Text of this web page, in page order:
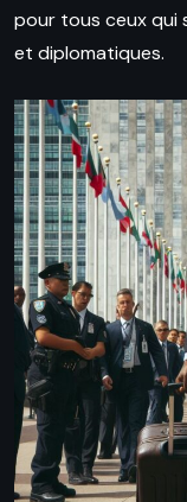
pour tous ceux qui
et diplomatiques.